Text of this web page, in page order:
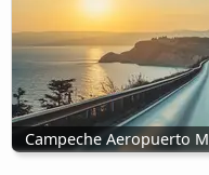
Campeche Aeropuerto